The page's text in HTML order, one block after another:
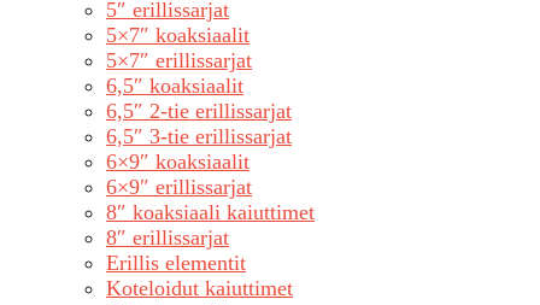
5″ erillissarjat
5×7″ koaksiaalit
5×7″ erillissarjat
6,5″ koaksiaalit
6,5″ 2-tie erillissarjat
6,5″ 3-tie erillissarjat
6×9″ koaksiaalit
6×9″ erillissarjat
8″ koaksiaali kaiuttimet
8″ erillissarjat
Erillis elementit
Koteloidut kaiuttimet